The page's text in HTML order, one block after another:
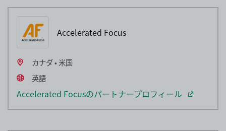
Accelerated Focus
カナダ • 米国
英語
Accelerated Focusのパートナープロフィール